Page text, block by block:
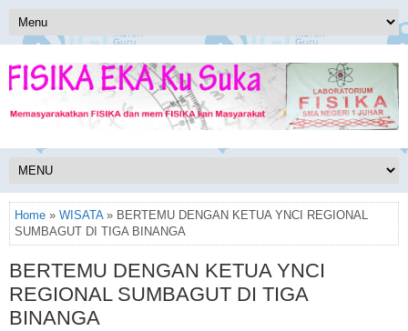
Home » WISATA» BERTEMU DENGAN KETUA YNCI REGIONAL
SUMBAGUT DI TIGA BINANGA
BERTEMU DENGAN KETUA YNCI
REGIONAL SUMBAGUT DI TIGA
BINANGA